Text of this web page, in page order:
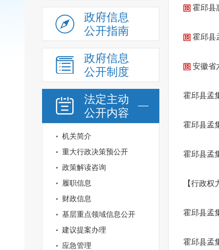
政府信息
公开指南
政府信息
公开制度
法定主动
公开内容
机关简介
重大行政决策预公开
政策解读咨询
履职信息
财政信息
基层重点领域信息公开
建议提案办理
应急管理
霍邱县
霍邱县
安徽省
霍邱县孟
霍邱县孟
霍邱县孟
【行政
霍邱县孟
霍邱县孟